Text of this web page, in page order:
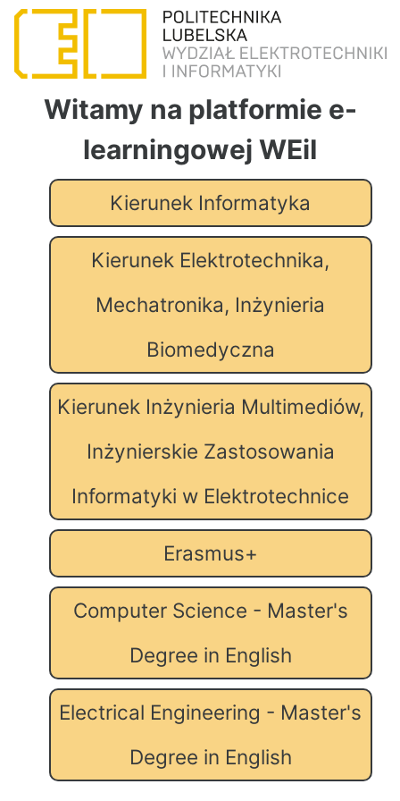
Witamy na platformie e-
learningowej WEiI
Kierunek Informatyka
Kierunek Elektrotechnika,
Mechatronika, Inżynieria
Biomedyczna
Kierunek Inżynieria Multimediów,
Inżynierskie Zastosowania
Informatyki w Elektrotechnice
Erasmus+
Computer Science - Master's
Degree in English
Electrical Engineering - Master's
Degree in English